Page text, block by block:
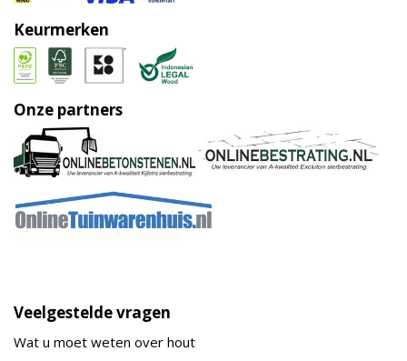
Keurmerken
Onze partners
Veelgestelde vragen
Wat u moet weten over hout